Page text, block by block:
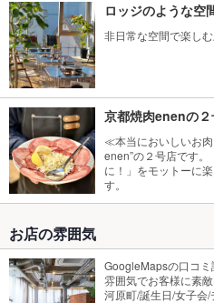
ロッジのような空
非日常な空間で楽しむ
京都焼肉enenの
≪本当においしいお
enen”の２号店です
に！」をモットーに
す。
お店の雰囲気
GoogleMapsの口コミ
雰囲気でお客様に素
河原町/誕生日/女子会/